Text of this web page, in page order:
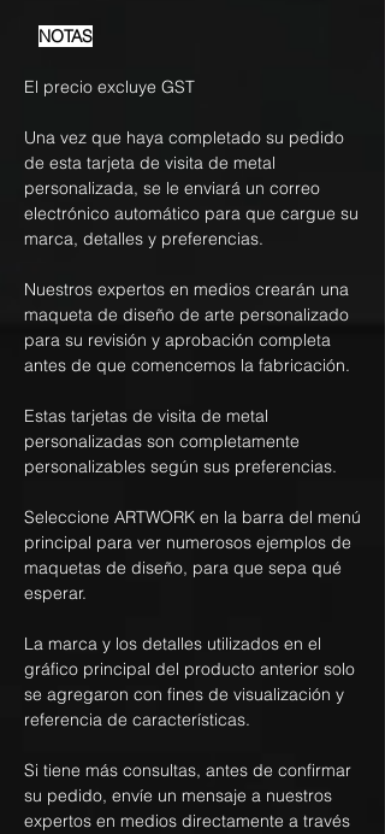
NOTAS
El precio excluye GST
Una vez que haya completado su pedido
de esta tarjeta de visita de metal
personalizada, se le enviará un correo
electrónico automático para que cargue su
marca, detalles y preferencias.
Nuestros expertos en medios crearán una
maqueta de diseño de arte personalizado
para su revisión y aprobación completa
antes de que comencemos la fabricación.
Estas tarjetas de visita de metal
personalizadas son completamente
personalizables según sus preferencias.
Seleccione ARTWORK en la barra del menú
principal para ver numerosos ejemplos de
maquetas de diseño, para que sepa qué
esperar.
La marca y los detalles utilizados en el
gráfico principal del producto anterior solo
se agregaron con fines de visualización y
referencia de características.
Si tiene más consultas, antes de confirmar
su pedido, envíe un mensaje a nuestros
expertos en medios directamente a través